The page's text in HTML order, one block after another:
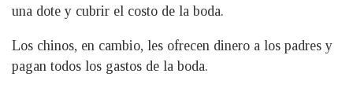
una dote y cubrir el costo de la boda.
Los chinos, en cambio, les ofrecen dinero a los padres y
pagan todos los gastos de la boda.